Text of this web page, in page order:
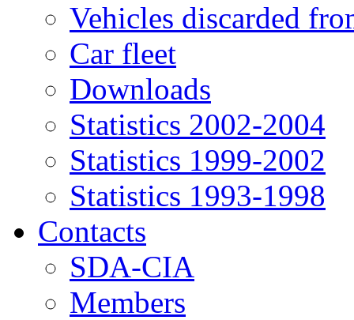
Vehicles discarded
Car fleet
Downloads
Statistics 2002-2004
Statistics 1999-2002
Statistics 1993-1998
Contacts
SDA-CIA
Members